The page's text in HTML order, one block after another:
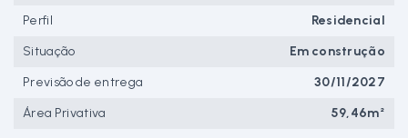
Perfil
Residencial
Situação
Em construção
Previsão de entrega
30/11/2027
Área Privativa
59,46m²